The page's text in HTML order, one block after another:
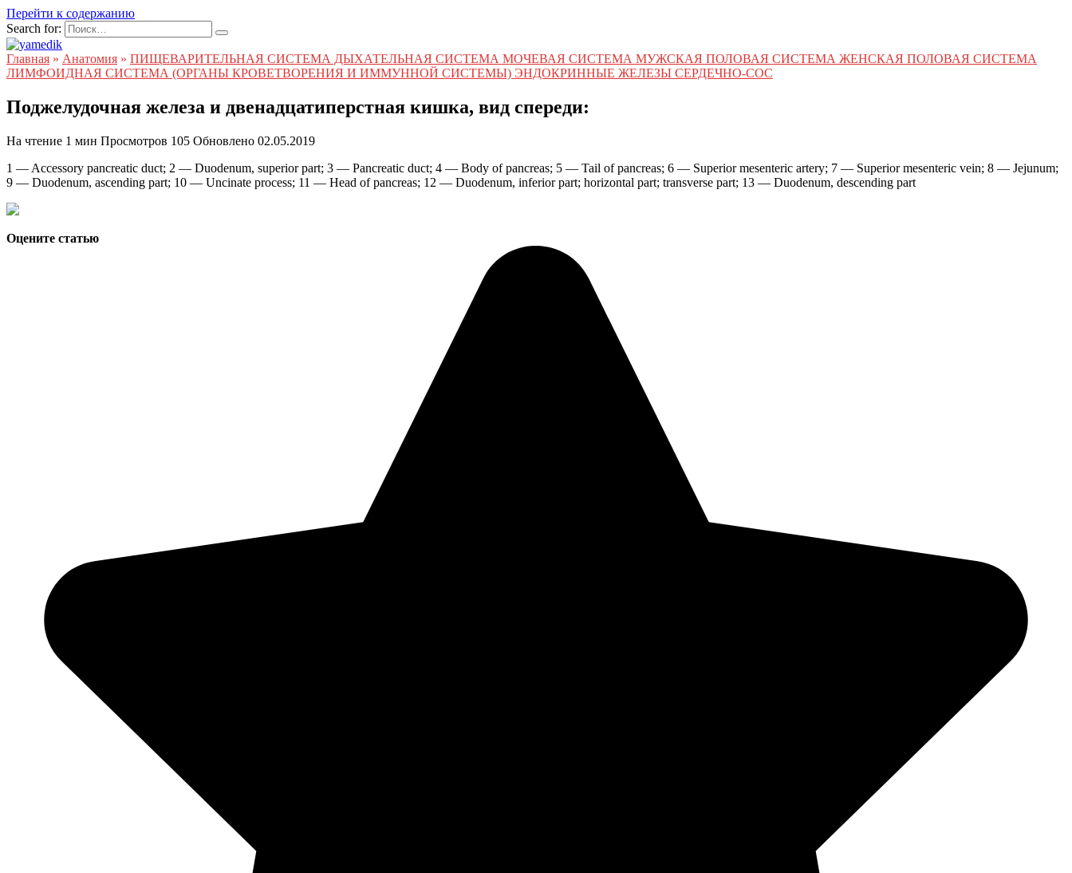
Перейти к содержанию
Search for:
Главная » Анатомия » ПИЩЕВАРИТЕЛЬНАЯ СИСТЕМА ДЫХАТЕЛЬНАЯ СИСТЕМА МОЧЕВАЯ СИСТЕМА МУЖСКАЯ ПОЛОВАЯ СИСТЕМА ЖЕНСКАЯ ПОЛОВАЯ СИСТЕМА
ЛИМФОИДНАЯ СИСТЕМА (ОРГАНЫ КРОВЕТВОРЕНИЯ И ИММУННОЙ СИСТЕМЫ) ЭНДОКРИННЫЕ ЖЕЛЕЗЫ СЕРДЕЧНО-СОС
Поджелудочная железа и двенадцатиперстная кишка, вид спереди:
На чтение 1 мин Просмотров 105 Обновлено 02.05.2019
1 — Accessory pancreatic duct; 2 — Duodenum, superior part; 3 — Pancreatic duct; 4 — Body of pancreas; 5 — Tail of pancreas; 6 — Superior mesenteric artery; 7 — Superior mesenteric vein; 8 — Jejunum;
9 — Duodenum, ascending part; 10 — Uncinate process; 11 — Head of pancreas; 12 — Duodenum, inferior part; horizontal part; transverse part; 13 — Duodenum, descending part
Оцените статью